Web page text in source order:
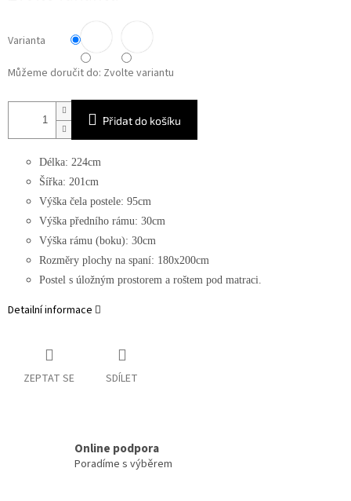
Varianta
Můžeme doručit do: Zvolte variantu
Přidat do košíku
Délka: 224cm
Šířka: 201cm
Výška čela postele: 95cm
Výška předního rámu: 30cm
Výška rámu (boku): 30cm
Rozměry plochy na spaní: 180x200cm
Postel s úložným prostorem a roštem pod matraci.
Detailní informace
ZEPTAT SE SDÍLET
Online podpora
Poradíme s výběrem